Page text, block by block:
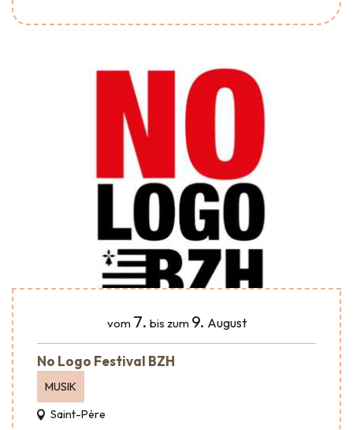
vom 7. bis zum 9. August
No Logo Festival BZH
MUSIK
Saint-Père